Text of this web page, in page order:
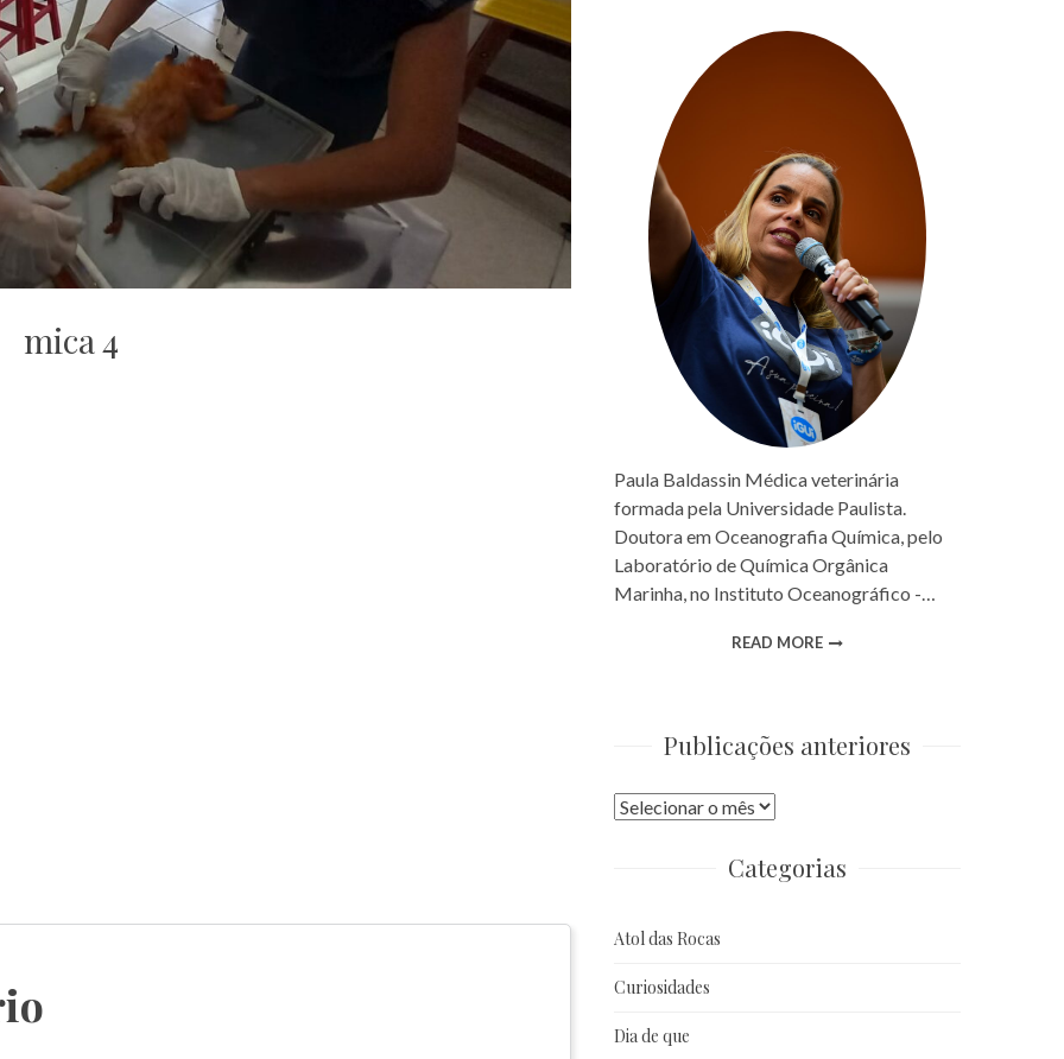
mica 4
Paula Baldassin Médica veterinária
formada pela Universidade Paulista.
Doutora em Oceanografia Química, pelo
Laboratório de Química Orgânica
Marinha, no Instituto Oceanográfico -…
READ MORE
Publicações anteriores
Publicações
Categorias
Atol das Rocas
Curiosidades
Dia de que